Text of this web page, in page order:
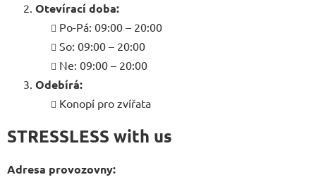
Otevírací doba:
Po-Pá: 09:00 – 20:00
So: 09:00 – 20:00
Ne: 09:00 – 20:00
Odebírá:
Konopí pro zvířata
STRESSLESS with us
Adresa provozovny: